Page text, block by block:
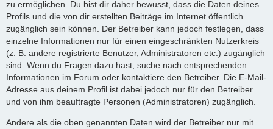
zu ermöglichen. Du bist dir daher bewusst, dass die Daten deines
Profils und die von dir erstellten Beiträge im Internet öffentlich
zugänglich sein können. Der Betreiber kann jedoch festlegen, dass
einzelne Informationen nur für einen eingeschränkten Nutzerkreis
(z. B. andere registrierte Benutzer, Administratoren etc.) zugänglich
sind. Wenn du Fragen dazu hast, suche nach entsprechenden
Informationen im Forum oder kontaktiere den Betreiber. Die E-Mail-
Adresse aus deinem Profil ist dabei jedoch nur für den Betreiber
und von ihm beauftragte Personen (Administratoren) zugänglich.
Andere als die oben genannten Daten wird der Betreiber nur mit